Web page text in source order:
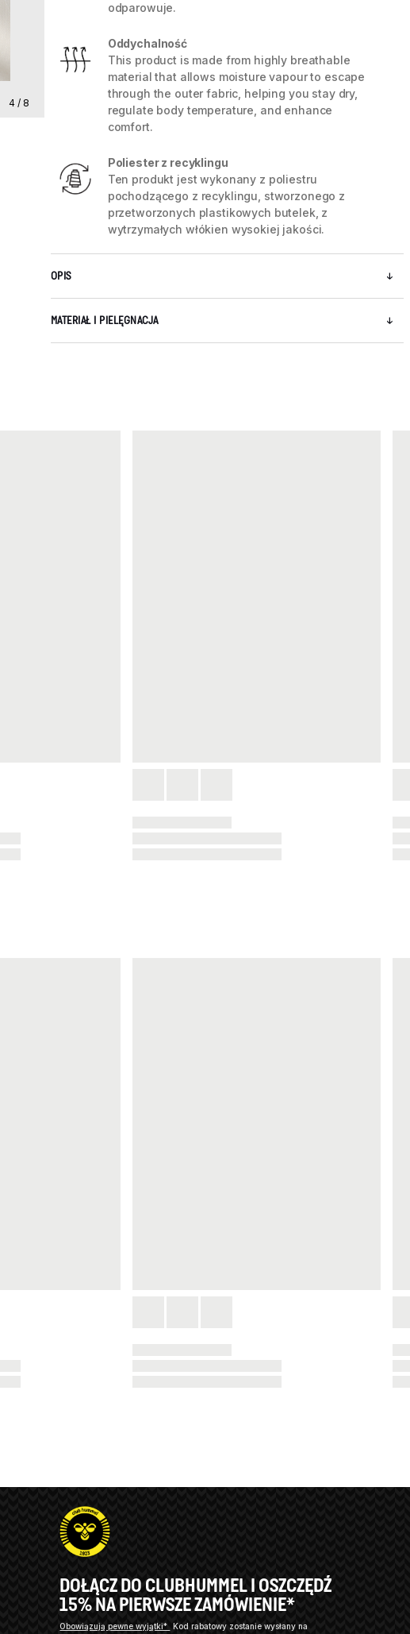
4 / 8 5 / 8
odparowuje.
Oddychalność
This product is made from highly breathable
material that allows moisture vapour to escape
through the outer fabric, helping you stay dry,
regulate body temperature, and enhance
comfort.
Poliester z recyklingu
Ten produkt jest wykonany z poliestru
pochodzącego z recyklingu, stworzonego z
przetworzonych plastikowych butelek, z
wytrzymałych włókien wysokiej jakości.
OPIS
MATERIAŁ I PIELĘGNACJA
DOŁĄCZ DO CLUBHUMMEL I OSZCZĘDŹ
15% NA PIERWSZE ZAMÓWIENIE*
Obowiązują pewne wyjątki*
Kod rabatowy zostanie wysłany na